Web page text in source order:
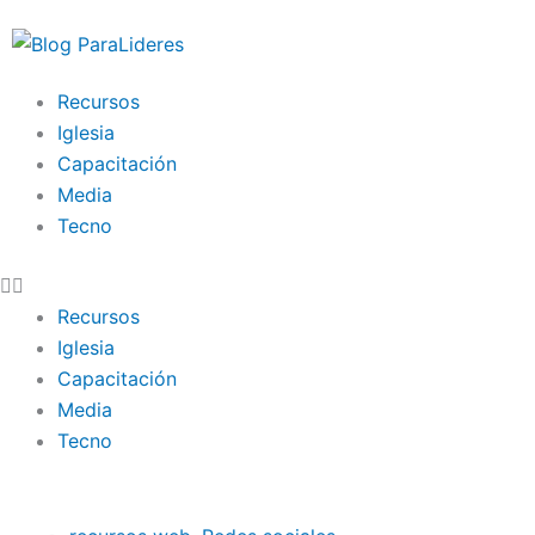
al
Recursos
Iglesia
Capacitación
Media
Tecno
Recursos
Iglesia
Capacitación
Media
Tecno